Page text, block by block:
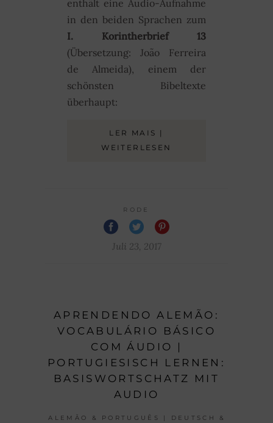
enthält eine Audio-Aufnahme
in den beiden Sprachen zum
I. Korintherbrief 13
(Übersetzung: João Ferreira
de Almeida), einem der
schönsten Bibeltexte
überhaupt:
LER MAIS |
WEITERLESEN
RODE
Juli 23, 2017
APRENDENDO ALEMÃO:
VOCABULÁRIO BÁSICO
COM ÁUDIO |
PORTUGIESISCH LERNEN:
BASISWORTSCHATZ MIT
AUDIO
ALEMÃO & PORTUGUÊS | DEUTSCH &